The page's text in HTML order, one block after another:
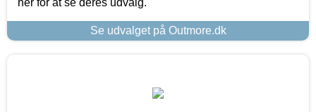
Se udvalget på Outmore.dk